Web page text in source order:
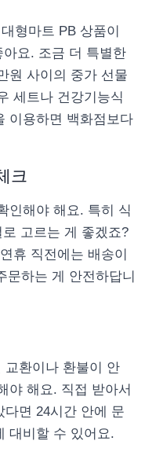
형마트 PB 상품이
요. 조금 더 특별한
원 사이의 중가 선물
세트나 건강기능식
이용하면 백화점보다
크
인해야 해요. 특히 식
고르는 게 좋겠죠?
휴 직전에는 배송이
문하는 게 안전하답니
교환이나 환불이 안
야 해요. 직접 받아서
면 24시간 안에 문
대비할 수 있어요.